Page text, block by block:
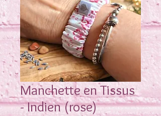
Manchette en Tissus
- Indien (rose)